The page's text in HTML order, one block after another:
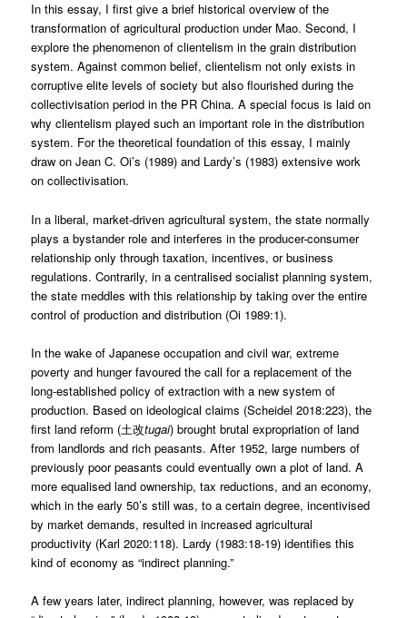
In this essay, I first give a brief historical overview of the
transformation of agricultural production under Mao. Second, I
explore the phenomenon of clientelism in the grain distribution
system. Against common belief, clientelism not only exists in
corruptive elite levels of society but also flourished during the
collectivisation period in the PR China. A special focus is laid on
why clientelism played such an important role in the distribution
system. For the theoretical foundation of this essay, I mainly
draw on Jean C. Oi’s (1989) and Lardy’s (1983) extensive work
on collectivisation.
In a liberal, market-driven agricultural system, the state normally
plays a bystander role and interferes in the producer-consumer
relationship only through taxation, incentives, or business
regulations. Contrarily, in a centralised socialist planning system,
the state meddles with this relationship by taking over the entire
control of production and distribution (Oi 1989:1).
In the wake of Japanese occupation and civil war, extreme
poverty and hunger favoured the call for a replacement of the
long-established policy of extraction with a new system of
production. Based on ideological claims (Scheidel 2018:223), the
first land reform (土改tugai) brought brutal expropriation of land
from landlords and rich peasants. After 1952, large numbers of
previously poor peasants could eventually own a plot of land. A
more equalised land ownership, tax reductions, and an economy,
which in the early 50’s still was, to a certain degree, incentivised
by market demands, resulted in increased agricultural
productivity (Karl 2020:118). Lardy (1983:18-19) identifies this
kind of economy as “indirect planning.”
A few years later, indirect planning, however, was replaced by